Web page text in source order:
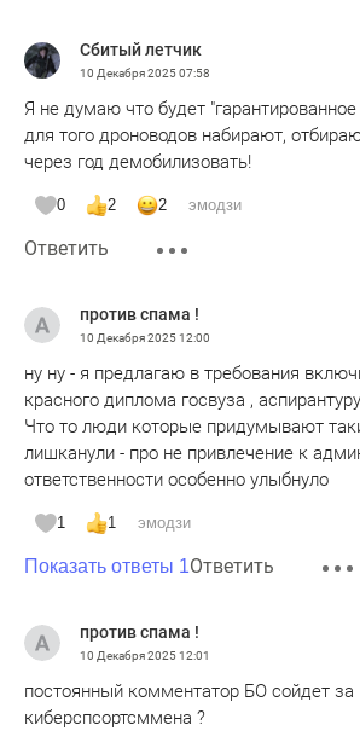
Сбитый летчик
10 Декабря 202507:58
Я не думаю что будет
для того дроноводов набирают,
через год демобилизовать!
0 2 2 эмодзи
Ответить
против спама !
10 Декабря 202512:00
ну ну - я предлагаю в требования
красного диплома госвуза ,
Что то люди которые придумывают
лишканули - про не привлечение к
ответственности особенно улыбнуло
1 1 эмодзи
Показать ответы 1Ответить
против спама !
10 Декабря 202512:01
постоянный комментатор БО сойдет за
киберспсортсммена ?